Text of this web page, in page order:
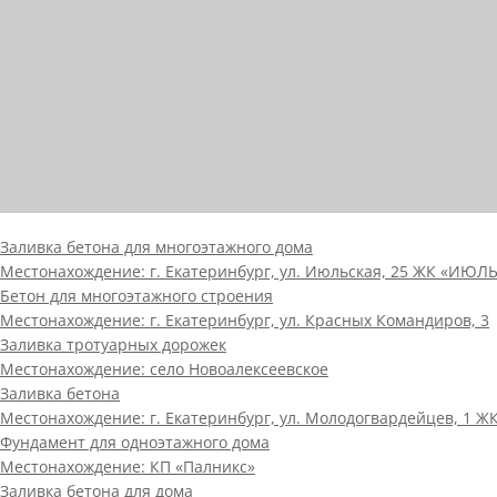
Заливка бетона для многоэтажного дома
Местонахождение: г. Екатеринбург, ул. Июльская, 25 ЖК
Бетон для многоэтажного строения
Местонахождение: г. Екатеринбург, ул. Красных Командиров, 3
Заливка тротуарных дорожек
Местонахождение: село Новоалексеевское
Заливка бетона
Местонахождение: г. Екатеринбург, ул. Молодогвардейцев, 1
Фундамент для одноэтажного дома
Местонахождение: КП «Палникс»
Заливка бетона для дома